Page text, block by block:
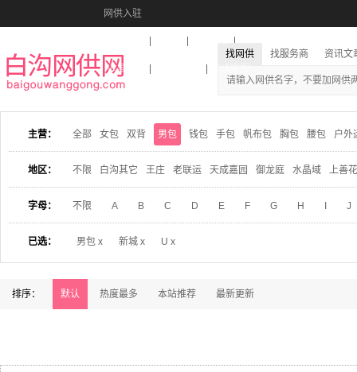
网供入驻
收藏本站
找网供 找服务商 资讯文
主营： 全部 女包 双背 男包 钱包 手包 帆布包 胸包 腰包 户外
地区： 不限 白沟其它 王庄 老联运 天成嘉园 御龙庭 水晶域 上善
字母： 不限 A B C D E F G H J
已选： 男包 x 新城 x U x
排序： 默认 热度最多 本站推荐 最新更新